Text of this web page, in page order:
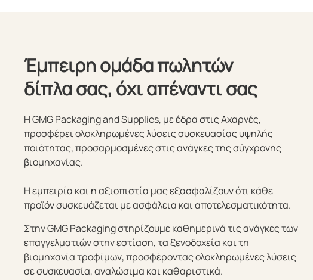
Έμπειρη ομάδα πωλητών
δίπλα σας, όχι απέναντι σας
Η GMG Packaging and Supplies, με έδρα στις Αχαρνές,
προσφέρει ολοκληρωμένες λύσεις συσκευασίας υψηλής
ποιότητας, προσαρμοσμένες στις ανάγκες της σύγχρονης
βιομηχανίας.
Η εμπειρία και η αξιοπιστία μας εξασφαλίζουν ότι κάθε
προϊόν συσκευάζεται με ασφάλεια και αποτελεσματικότητα.
Στην GMG Packaging στηρίζουμε καθημερινά τις ανάγκες των
επαγγελματιών στην εστίαση, τα ξενοδοχεία και τη
βιομηχανία τροφίμων, προσφέροντας ολοκληρωμένες λύσεις
σε συσκευασία, αναλώσιμα και καθαριστικά.